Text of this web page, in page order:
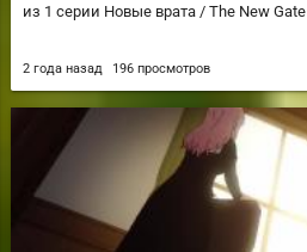
из 1 серии Новые врата / The New Gate
2 года назад 196 просмотров